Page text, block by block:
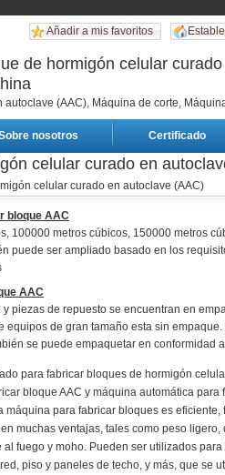
Añadir a mis favoritos
de hormigón celular
(AAC), Máquina de corte,
nosotros Certificado
celular curado en
celular curado en autoclave (AAC)
bloque AAC
100000 metros cúbicos, 150000 metros
puede ser ampliado basado en los
AAC
piezas de repuesto se encuentran en
equipos de gran tamaño esta sin
se puede empaquetar en conformidad
para fabricar bloques de hormigón
bloque AAC y máquina automática para
para fabricar bloques es
muchas ventajas, tales como peso ligero,
fuego y moho. Pueden ser utilizados
piso y paneles de techo, y más, que se